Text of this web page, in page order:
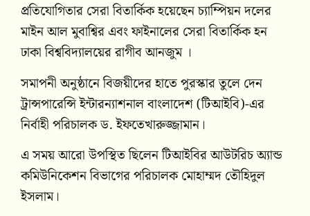
প্রতিযোগিতার সেরা বিতার্কিক হয়েছেন চ্যাম্পিয়ন দলের
মাইন আল মুবাশ্বির এবং ফাইনালের সেরা বিতার্কিক হন
ঢাকা বিশ্ববিদ্যালয়ের রাগীব আনজুম ।
সমাপনী অনুষ্ঠানে বিজয়ীদের হাতে পুরস্কার তুলে দেন
ট্রান্সপারেন্সি ইন্টারন্যাশনাল বাংলাদেশ (টিআইবি)-এর
নির্বাহী পরিচালক ড. ইফতেখারুজ্জামান।
এ সময় আরো উপস্থিত ছিলেন টিআইবির আউটরিচ অ্যান্ড
কমিউনিকেশন বিভাগের পরিচালক মোহাম্মদ তৌহিদুল
ইসলাম।